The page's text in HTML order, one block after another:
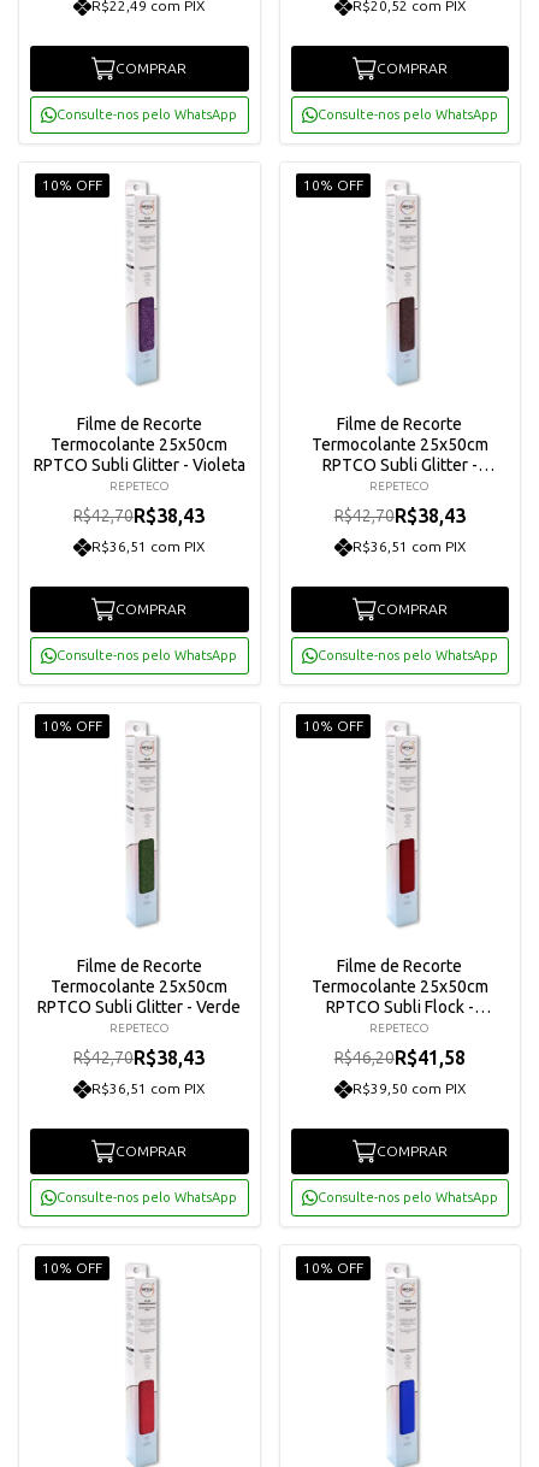
R$22,49 com PIX
COMPRAR
Consulte-nos pelo WhatsApp
R$20,52 com PIX
COMPRAR
Consulte-nos pelo WhatsApp
10% OFF
Filme de Recorte
Termocolante 25x50cm
RPTCO Subli Glitter - Violeta
REPETECO
R$42,70R$38,43
R$36,51 com PIX
COMPRAR
Consulte-nos pelo WhatsApp
10% OFF
Filme de Recorte
Termocolante 25x50cm
RPTCO Subli Glitter -
Vermelho Escuro
REPETECO
R$42,70R$38,43
R$36,51 com PIX
COMPRAR
Consulte-nos pelo WhatsApp
10% OFF
Filme de Recorte
Termocolante 25x50cm
RPTCO Subli Glitter - Verde
REPETECO
R$42,70R$38,43
R$36,51 com PIX
COMPRAR
Consulte-nos pelo WhatsApp
10% OFF
Filme de Recorte
Termocolante 25x50cm
RPTCO Subli Flock -
Vermelho
REPETECO
R$46,20R$41,58
R$39,50 com PIX
COMPRAR
Consulte-nos pelo WhatsApp
10% OFF 10% OFF